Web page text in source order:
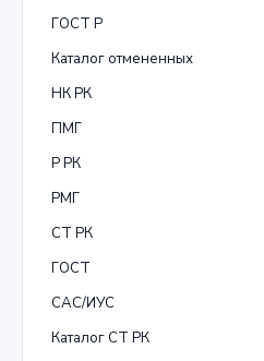
ГОСТ Р
Каталог отмененных
НК РК
ПМГ
Р РК
РМГ
СТ РК
ГОСТ
САС/ИУС
Каталог СТ РК